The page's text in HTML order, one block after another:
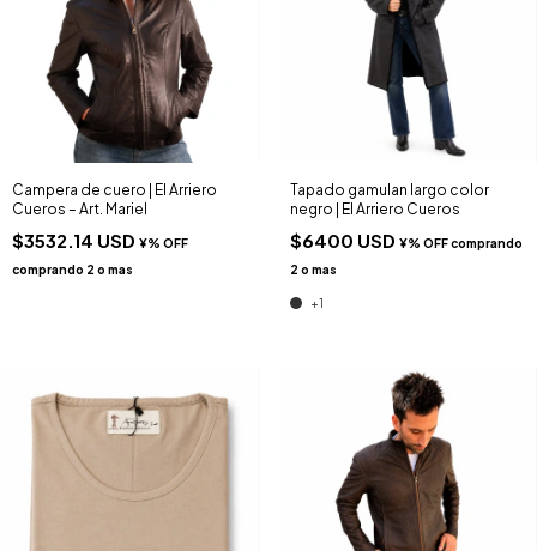
Campera de cuero | El Arriero
Cueros – Art. Mariel
$3532.14 USD
Tapado gamulan largo color
negro | El Arriero Cueros
$6400 USD
+1